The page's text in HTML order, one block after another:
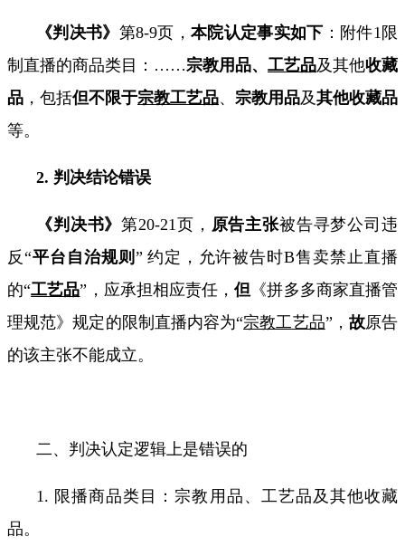
《判决书》 第8-9页，本院认定事实如下 ：附件1 限
制直播的商品类目： ……宗教用品、 工艺品及其他收藏
品 ，包括但不限于宗教工艺品、 宗教用品及其他收藏品
等。
2. 判决结论错误
《判决书》第20-21 页， 原告主张被告寻梦公司违
反“平台自治规则 ” 约定，允许被告时B售卖禁止直播
的“工艺品” ，应承担相应责任，但 《拼多多商家直播管
理规范》规定的限制直播内容为“宗教工艺品” ， 故原告
的该主张不能成立。
二、判决认定逻辑上是错误的
1. 限播商品类目：宗教用品、工艺品及其他收藏
品。